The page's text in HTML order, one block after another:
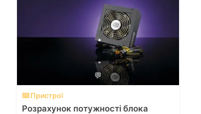
💬
⌨️ Пристрої
Розрахунок потужності блока